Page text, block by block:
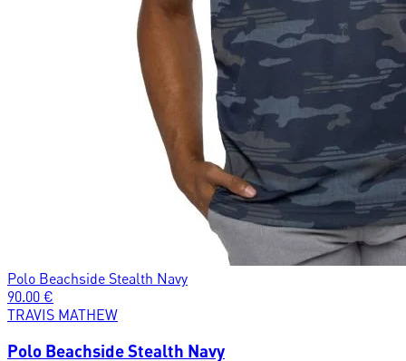
Polo Beachside Stealth Navy
90.00 €
TRAVIS MATHEW
Polo Beachside Stealth Navy